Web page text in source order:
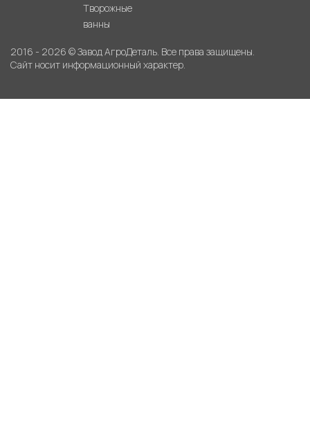
Творожные
ванны
2016 - 2026 © Завод АгроДеталь. Все права защищены.
Сайт носит информационный характер.